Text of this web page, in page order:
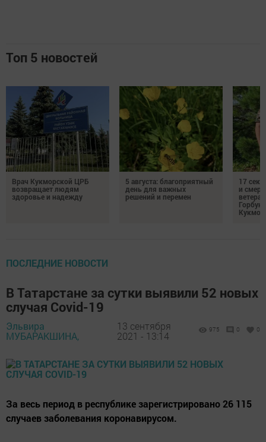
Топ 5 новостей
Врач Кукморской ЦРБ
возвращает людям
здоровье и надежду
5 августа: благоприятный
день для важных
решений и перемен
17
и
ПОСЛЕДНИЕ НОВОСТИ
В Татарстане за сутки выявили 52 новых
случая Covid-19
Эльвира
МУБАРАКШИНА,
13 сентября
2021 - 13:14
975 0 0
За весь период в республике зарегистрировано 26 115
случаев заболевания коронавирусом.